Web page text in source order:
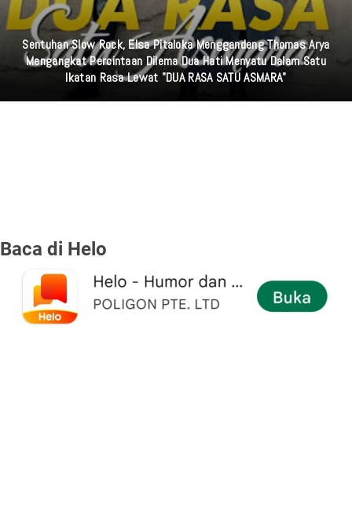
Sentuhan Slow Rock, Elsa Pitaloka Menggandeng Thomas Arya
Mengangkat Percintaan Dilema Dua Hati Menyatu Dalam Satu
Ikatan Rasa Lewat "DUA RASA SATU ASMARA"
Baca di Helo